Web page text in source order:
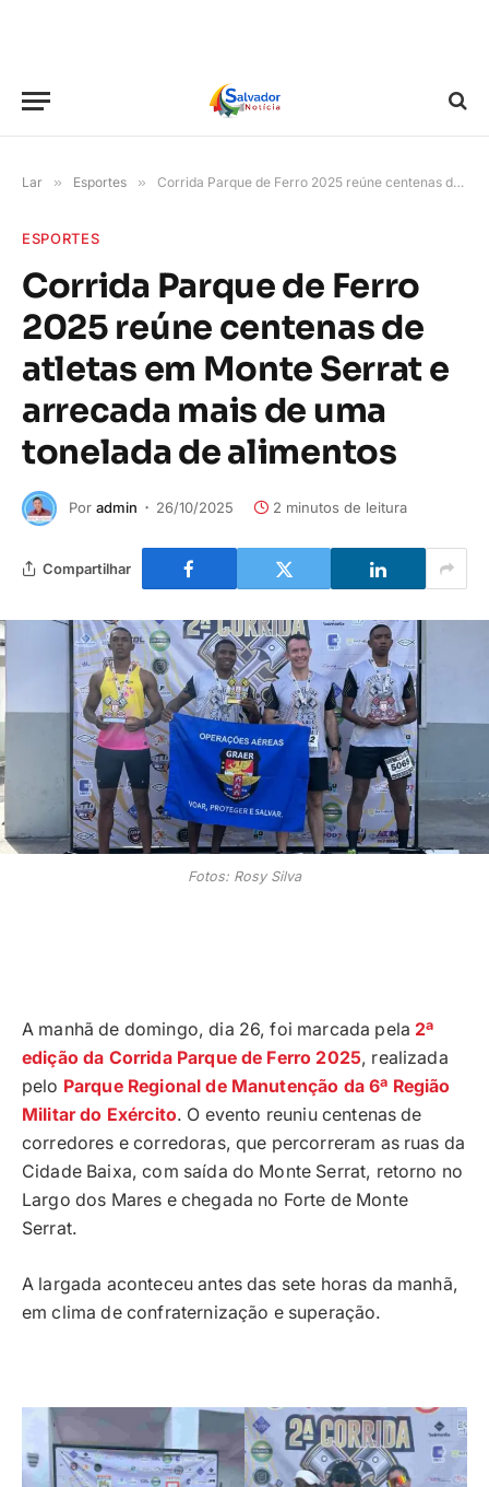
Lar » Esportes » Corrida Parque de Ferro 2025 reúne centenas de atletas em Monte Serrat e arrecada mais de uma tonelada de alimentos
ESPORTES
Corrida Parque de Ferro
2025 reúne centenas de
atletas em Monte Serrat e
arrecada mais de uma
tonelada de alimentos
Por admin 26/10/2025 2 minutos de leitura
Compartilhar
Fotos: Rosy Silva
A manhã de domingo, dia 26, foi marcada pela 2ª
edição da Corrida Parque de Ferro 2025, realizada
pelo Parque Regional de Manutenção da 6ª Região
Militar do Exército. O evento reuniu centenas de
corredores e corredoras, que percorreram as ruas da
Cidade Baixa, com saída do Monte Serrat, retorno no
Largo dos Mares e chegada no Forte de Monte
Serrat.
A largada aconteceu antes das sete horas da manhã,
em clima de confraternização e superação.